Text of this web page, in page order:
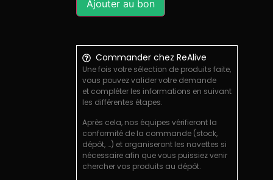
Ajouter au bon
Commander chez ReAlive
Une fois votre sélection de produits faite,
vous pouvez valider votre demande
et compléter les informations en suivant
les différentes étapes.
Après cela, nos équipes vérifieront la
conformité de la commande (stock,
dépôt, …) et organiseront les navettes si
nécessaire afin que vous puissiez venir
chercher vos produits au dépôt.